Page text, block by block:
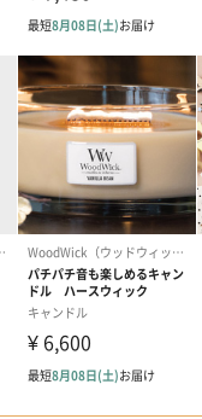
432
麦わらパンダバウ
（バナナ味）（
同梱してお届けします。